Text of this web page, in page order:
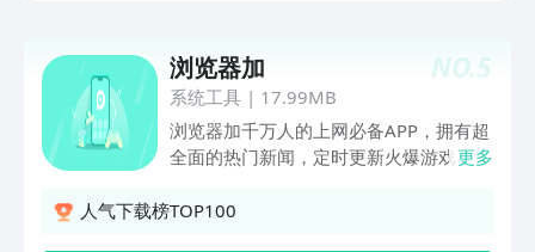
NO.5
浏览器加
系统工具| 17.99MB
浏览器加千万人的上网必备APP，拥有超
全面的热门新闻，定时更新火爆游戏，极
色： 1.省流量的软件、简洁、舒适、高
更多
人气下载榜TOP100